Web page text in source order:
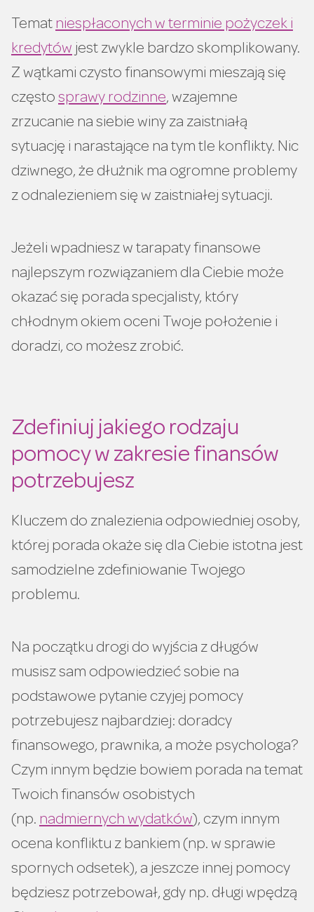
Temat niespłaconych w terminie pożyczek i
kredytów jest zwykle bardzo skomplikowany.
Z wątkami czysto finansowymi mieszają się
często sprawy rodzinne, wzajemne
zrzucanie na siebie winy za zaistniałą
sytuację i narastające na tym tle konflikty. Nic
dziwnego, że dłużnik ma ogromne problemy
z odnalezieniem się w zaistniałej sytuacji.
Jeżeli wpadniesz w tarapaty finansowe
najlepszym rozwiązaniem dla Ciebie może
okazać się porada specjalisty, który
chłodnym okiem oceni Twoje położenie i
doradzi, co możesz zrobić.
Zdefiniuj jakiego rodzaju
pomocy w zakresie finansów
potrzebujesz
Kluczem do znalezienia odpowiedniej osoby,
której porada okaże się dla Ciebie istotna jest
samodzielne zdefiniowanie Twojego
problemu.
Na początku drogi do wyjścia z długów
musisz sam odpowiedzieć sobie na
podstawowe pytanie czyjej pomocy
potrzebujesz najbardziej: doradcy
finansowego, prawnika, a może psychologa?
Czym innym będzie bowiem porada na temat
Twoich finansów osobistych
(np. nadmiernych wydatków), czym innym
ocena konfliktu z bankiem (np. w sprawie
spornych odsetek), a jeszcze innej pomocy
będziesz potrzebował, gdy np. długi wpędzą